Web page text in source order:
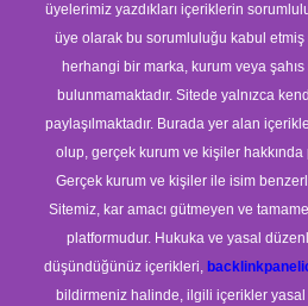
üyelerimiz yazdıkları içeriklerin
üye olarak bu sorumluluğu kabul etmiş
herhangi bir marka, kurum veya
bulunmamaktadır. Sitede yalnızca
paylaşılmaktadır. Burada yer alan
olup, gerçek kurum ve kişiler hakkında
Gerçek kurum ve kişiler ile isim
Sitemiz, kar amacı gütmeyen ve
platformudur. Hukuka ve yasal
düşündüğünüz içerikleri,
bildirmeniz halinde, ilgili içerikler